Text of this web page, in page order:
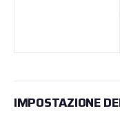
IMPOSTAZIONE